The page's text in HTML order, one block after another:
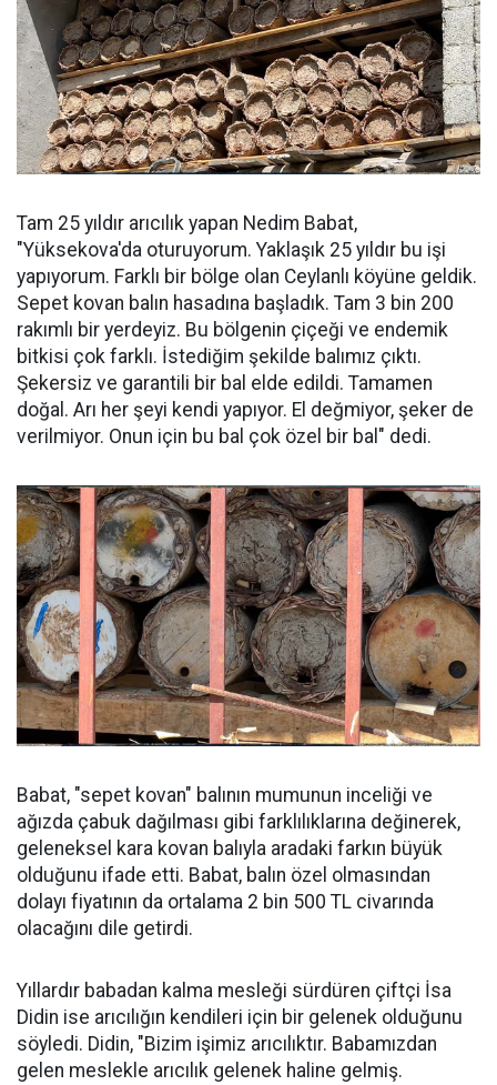
Tam 25 yıldır arıcılık yapan Nedim Babat,
"Yüksekova'da oturuyorum. Yaklaşık 25 yıldır bu işi
yapıyorum. Farklı bir bölge olan Ceylanlı köyüne geldik.
Sepet kovan balın hasadına başladık. Tam 3 bin 200
rakımlı bir yerdeyiz. Bu bölgenin çiçeği ve endemik
bitkisi çok farklı. İstediğim şekilde balımız çıktı.
Şekersiz ve garantili bir bal elde edildi. Tamamen
doğal. Arı her şeyi kendi yapıyor. El değmiyor, şeker de
verilmiyor. Onun için bu bal çok özel bir bal" dedi.
Babat, "sepet kovan" balının mumunun inceliği ve
ağızda çabuk dağılması gibi farklılıklarına değinerek,
geleneksel kara kovan balıyla aradaki farkın büyük
olduğunu ifade etti. Babat, balın özel olmasından
dolayı fiyatının da ortalama 2 bin 500 TL civarında
olacağını dile getirdi.
Yıllardır babadan kalma mesleği sürdüren çiftçi İsa
Didin ise arıcılığın kendileri için bir gelenek olduğunu
söyledi. Didin, "Bizim işimiz arıcılıktır. Babamızdan
gelen meslekle arıcılık gelenek haline gelmiş.